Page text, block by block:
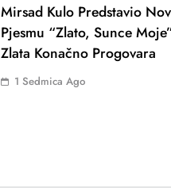
Mirsad Kulo Predstavio
Pjesmu “Zlato, Sunce
Zlata Konačno Progovara
1 Sedmica Ago